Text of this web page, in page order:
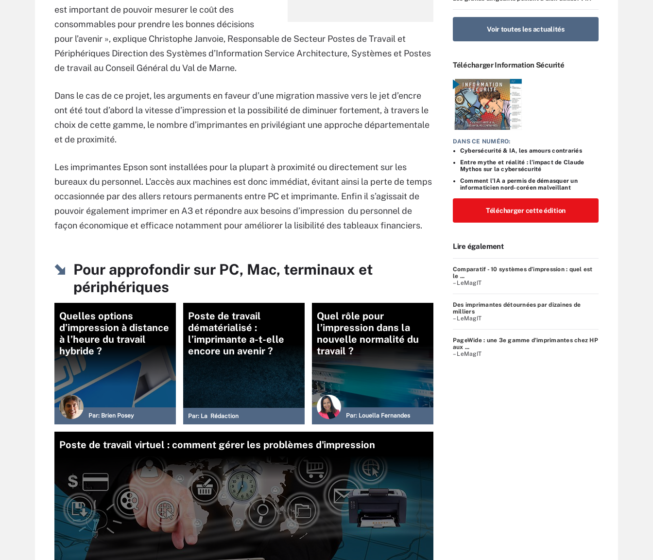
est important de pouvoir mesurer le coût des
consommables pour prendre les bonnes décisions
pour l’avenir », explique Christophe Janvoie, Responsable de Secteur Postes de Travail et
Périphériques Direction des Systèmes d’Information Service Architecture, Systèmes et Postes
de travail au Conseil Général du Val de Marne.
Dans le cas de ce projet, les arguments en faveur d’une migration massive vers le jet d’encre
ont été tout d’abord la vitesse d’impression et la possibilité de diminuer fortement, à travers le
choix de cette gamme, le nombre d’imprimantes en privilégiant une approche départementale
et de proximité.
Les imprimantes Epson sont installées pour la plupart à proximité ou directement sur les
bureaux du personnel. L’accès aux machines est donc immédiat, évitant ainsi la perte de temps
occasionnée par des allers retours permanents entre PC et imprimante. Enfin il s’agissait de
pouvoir également imprimer en A3 et répondre aux besoins d’impression du personnel de
façon économique et efficace notamment pour améliorer la lisibilité des tableaux financiers.
Pour approfondir sur PC, Mac, terminaux et
périphériques
Quelles options
d’impression à distance
à l’heure du travail
hybride ?
Par: Brien Posey
Poste de travail
dématérialisé :
l’imprimante a-t-elle
encore un avenir ?
Par: La Rédaction
Quel rôle pour
l’impression dans la
nouvelle normalité du
travail ?
Par: Louella Fernandes
Poste de travail virtuel : comment gérer les problèmes d'impression
Voir toutes les actualités
Télécharger Information Sécurité
DANS CE NUMÉRO:
Cybersécurité & IA, les amours contrariés
Entre mythe et réalité : l’impact de Claude
Mythos sur la cybersécurité
Comment l’IA a permis de démasquer un
informaticien nord-coréen malveillant
Télécharger cette édition
Lire également
Comparatif - 10 systèmes d’impression : quel est
le ...
– LeMagIT
Des imprimantes détournées par dizaines de
milliers
– LeMagIT
PageWide : une 3e gamme d’imprimantes chez HP
aux ...
– LeMagIT